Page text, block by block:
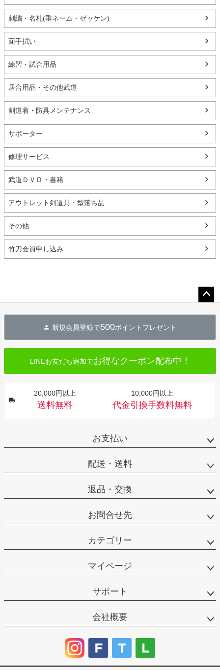
刺繍・名札(垂ネーム・ゼッケン)
面手拭い
練習・試合用品
居合用品・その他武道
剣道着・防具メンテナンス
サポーター
修理サービス
武道ＤＶＤ・書籍
アウトレット剣道具・型落ち品
その他
竹刀会員申し込み
へ
新規会員登録で500ポイントプレゼント
LINEお友だち追加でお得なクーポン配布中！
20,000円以上
送料無料
10,000円以上
代金引換手数料無料
お支払い
配送・送料
返品・交換
お問合せ先
カテゴリー
マイページ
サポート
会社概要